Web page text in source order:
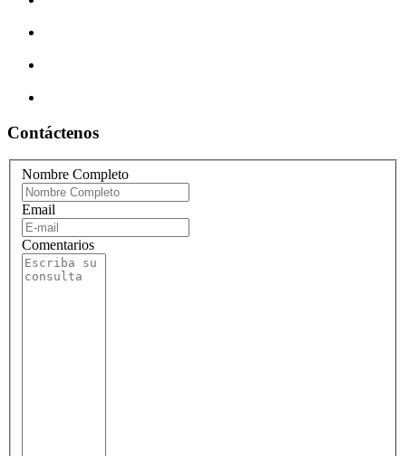
Contáctenos
Nombre Completo
Email
Comentarios